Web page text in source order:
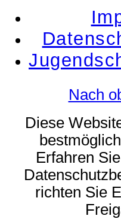
Nach
Diese
Erfahren
richten Sie